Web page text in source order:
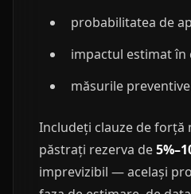
probabilitatea de
impactul estimat în
măsurile
Includeți clauze de forță
păstrați rezerva de
imprevizibil — același